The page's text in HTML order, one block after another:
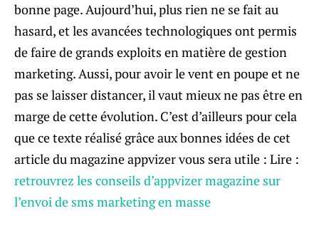
bonne page. Aujourd’hui, plus rien ne se fait au
hasard, et les avancées technologiques ont permis
de faire de grands exploits en matière de gestion
marketing. Aussi, pour avoir le vent en poupe et ne
pas se laisser distancer, il vaut mieux ne pas être en
marge de cette évolution. C’est d’ailleurs pour cela
que ce texte réalisé grâce aux bonnes idées de cet
article du magazine appvizer vous sera utile : Lire :
retrouvrez les conseils d’appvizer magazine sur
l’envoi de sms marketing en masse